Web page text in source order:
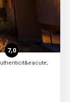
7,0